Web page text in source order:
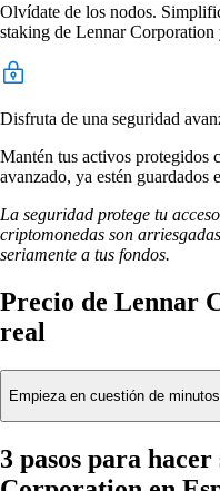
Olvídate de los nodos.
staking de Lennar Corporation
Disfruta de una seguridad
Mantén tus activos protegidos
avanzado, ya estén guardados
La seguridad protege tu
criptomonedas son
seriamente a tus fondos.
Precio de Lennar
real
Empieza en cuestión de minutos
3 pasos para